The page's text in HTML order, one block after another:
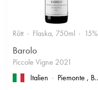
Rött Flaska, 750ml 15%
Barolo
Piccole Vigne 2021
Italien
Piemonte , Barolo